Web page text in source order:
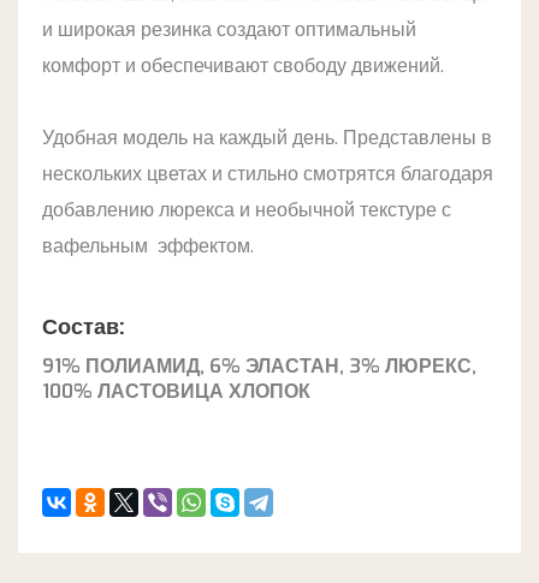
и широкая резинка создают оптимальный
комфорт и обеспечивают свободу движений.
Удобная модель на каждый день. Представлены в
нескольких цветах и стильно смотрятся благодаря
добавлению люрекса и необычной текстуре с
вафельным эффектом.
Состав:
91% ПОЛИАМИД, 6% ЭЛАСТАН, 3% ЛЮРЕКС,
100% ЛАСТОВИЦА ХЛОПОК